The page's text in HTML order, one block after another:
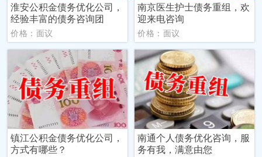
淮安公积金债务优化公司，
经验丰富的债务咨询团
价格：面议
南京医生护士债务重组，欢
迎来电咨询
价格：面议
镇江公积金债务优化公司，
方式有哪些？
南通个人债务优化咨询，服
务有我，满意由您